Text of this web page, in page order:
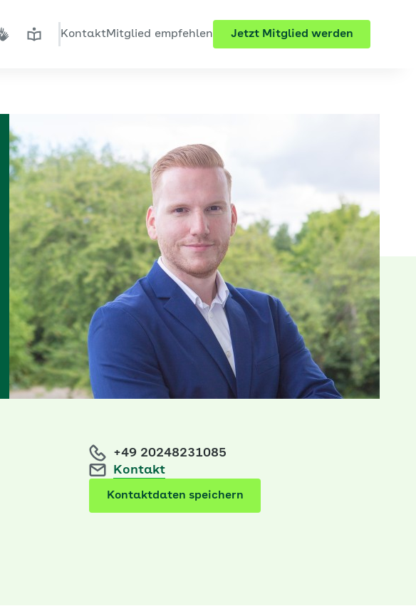
Gebärdensprache
Leichte Sprache"
KontaktMitglied empfehlen Jetzt Mitglied werden
+49 20248231085
Kontakt
Kontaktdaten speichern